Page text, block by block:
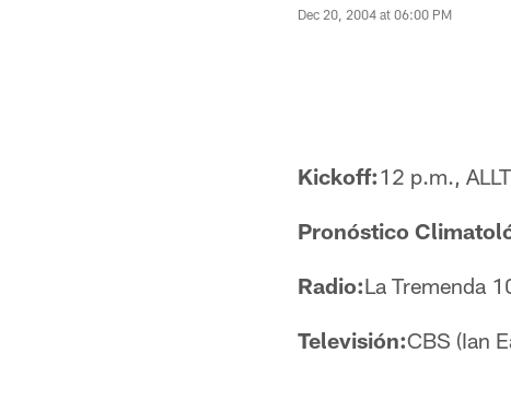
Dec 20, 2004 at 06:00 PM
Kickoff:12 p.m.,
Pronóstico
Radio:La Tremenda
Televisión:CBS (Ian